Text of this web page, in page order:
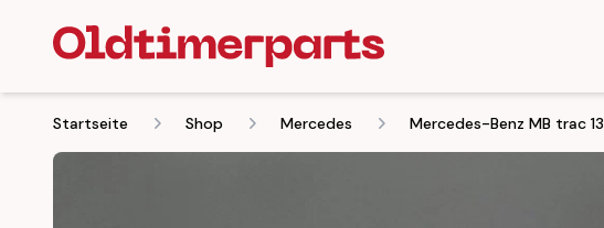
Startseite Shop Mercedes Mercedes-Benz MB trac